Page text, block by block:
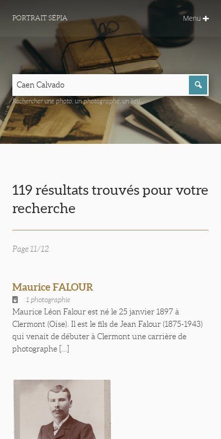
PORTRAIT SÉPIA Menu
Rechercher une photo, un photographe, un lieu...
119 résultats trouvés pour votre
recherche
Page 11/12
Maurice FALOUR
1 photographie
Maurice Léon Falour est né le 25 janvier 1897 à
Clermont (Oise). Il est le fils de Jean Falour (1875-1943)
qui venait de débuter à Clermont une carrière de
photographe [...]